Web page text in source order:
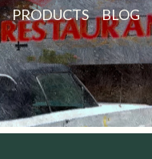
PRODUCTS BLOG